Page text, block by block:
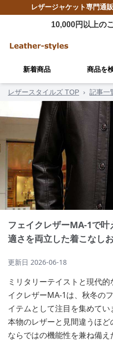
レザージャケット専門通
10,000円以上の
新着商品 商品を
レザースタイルズ TOP › 記事一
フェイクレザーMA-1で
適さを両立した着こなし
更新日 2026-06-18
ミリタリーテイストと現代
イクレザーMA-1は、秋冬の
イテムとして注目を集めてい
本物のレザーと見間違うほ
ならではの機能性を兼ね備